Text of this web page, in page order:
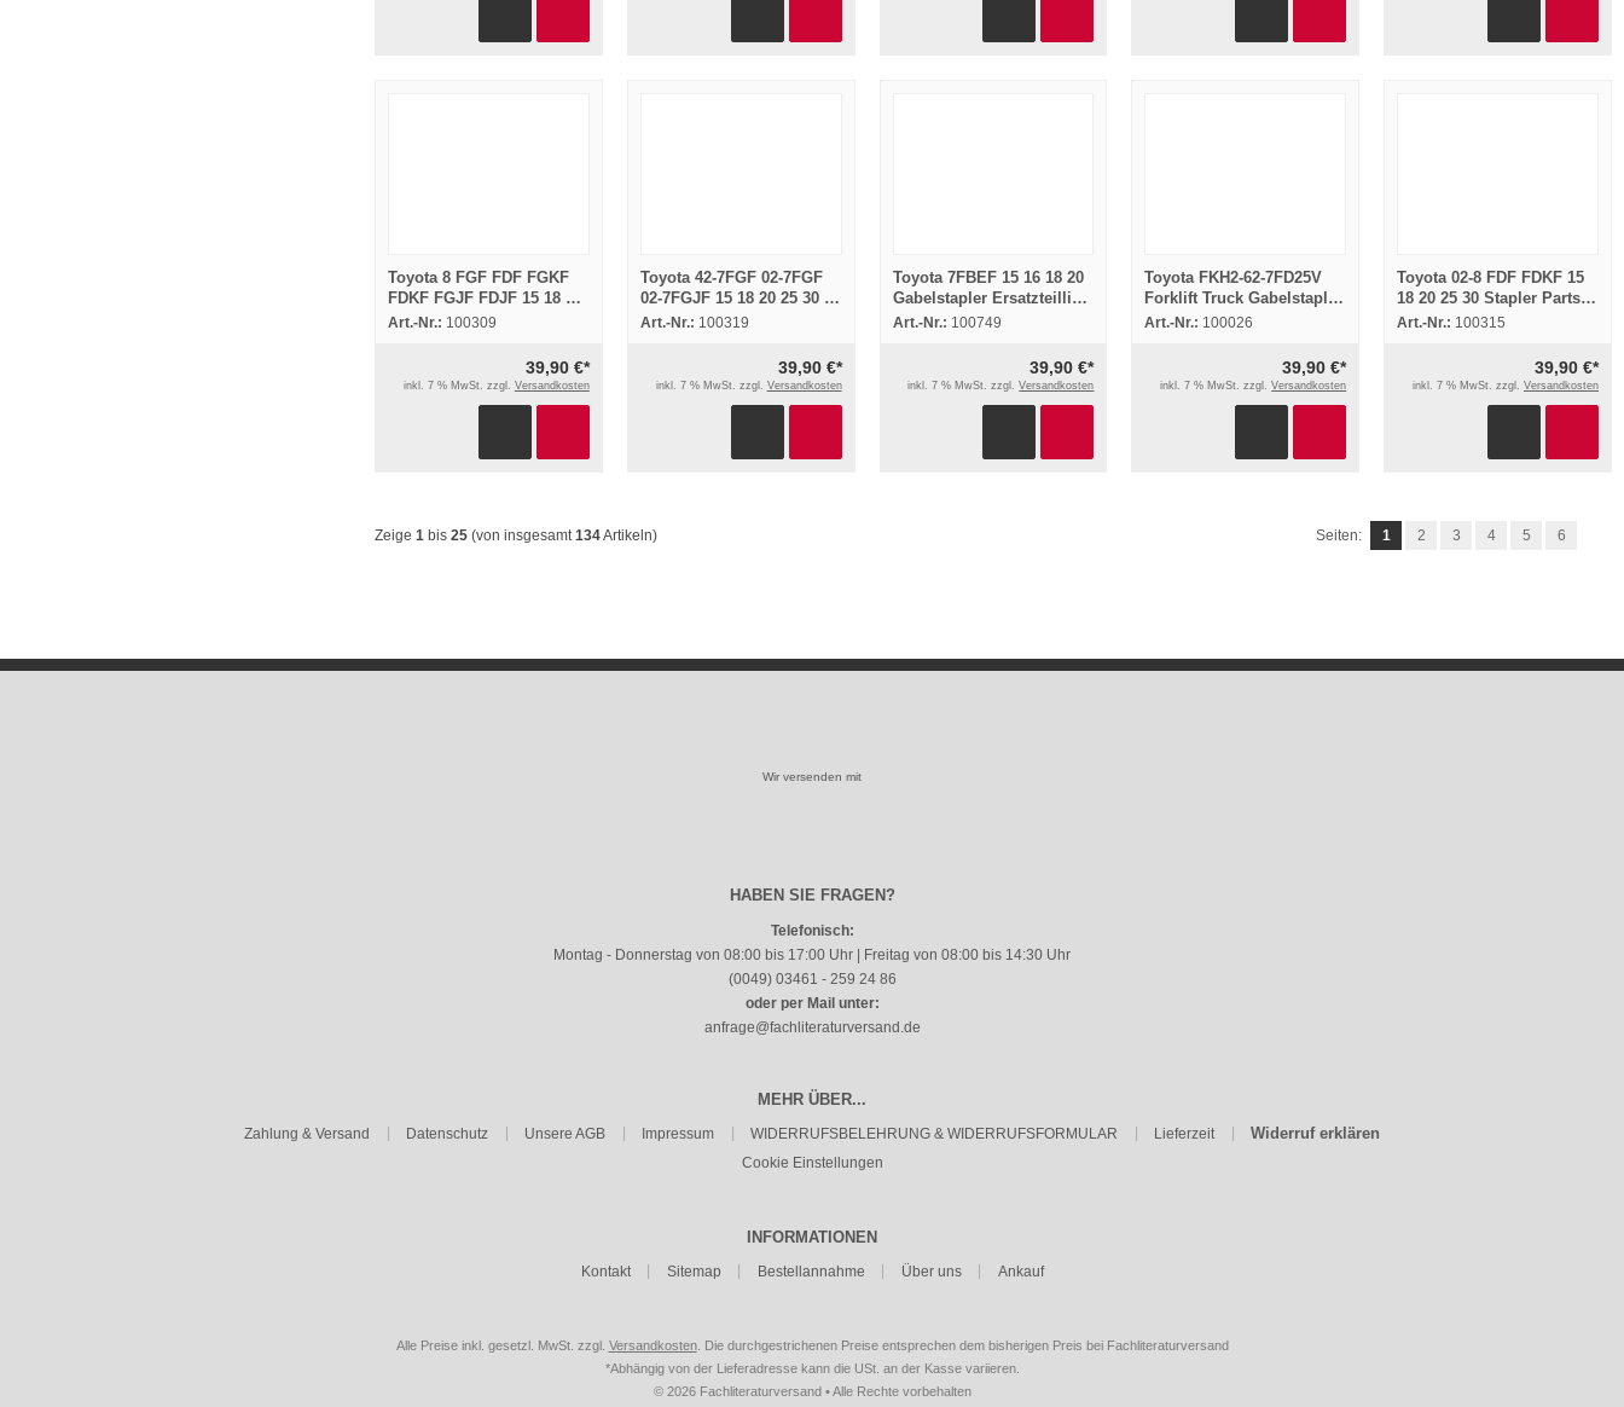
Toyota 8 FGF FDF FGKF
FDKF FGJF FDJF 15 18 20
25 30 35 Stapler
Art.-Nr.: 100309
39,90 €*
inkl. 7 % MwSt. zzgl. Versandkosten
Toyota 42-7FGF 02-7FGF
02-7FGJF 15 18 20 25 30 35
Ersatzteilliste PartsList
Art.-Nr.: 100319
39,90 €*
inkl. 7 % MwSt. zzgl. Versandkosten
Toyota 7FBEF 15 16 18 20
Gabelstapler Ersatzteilliste
Parts Catalog 2003
Art.-Nr.: 100749
39,90 €*
inkl. 7 % MwSt. zzgl.Versandkosten
Toyota FKH2-62-7FD25V
Forklift Truck Gabelstapler
Parts Catalog
Art.-Nr.: 100026
39,90 €*
inkl. 7 % MwSt. zzgl.Versandkosten
Toyota 02-8 FDF FDKF 15
18 20 25 30 Stapler Parts
Catalog Ersatzteilliste
Art.-Nr.: 100315
39,90 €*
inkl. 7 % MwSt. zzgl. Versandkosten
Zeige 1 bis 25 (von insgesamt134Artikeln) Seiten: 1 2 3 4 5 6
Wir versenden mit
HABEN SIE FRAGEN?
Telefonisch:
Montag - Donnerstag von 08:00 bis 17:00 Uhr | Freitag von 08:00 bis 14:30 Uhr
(0049) 03461 - 259 24 86
oder per Mail unter:
anfrage@fachliteraturversand.de
MEHR ÜBER...
Zahlung & Versand Datenschutz Unsere AGB Impressum WIDERRUFSBELEHRUNG & WIDERRUFSFORMULAR Lieferzeit Widerruf erklären
Cookie Einstellungen
INFORMATIONEN
Kontakt Sitemap Bestellannahme Über uns Ankauf
Alle Preise inkl. gesetzl. MwSt. zzgl. Versandkosten. Die durchgestrichenen Preise entsprechen dem bisherigen Preis bei Fachliteraturversand
*Abhängig von der Lieferadresse kann die USt. an der Kasse variieren.
© 2026 Fachliteraturversand • Alle Rechte vorbehalten